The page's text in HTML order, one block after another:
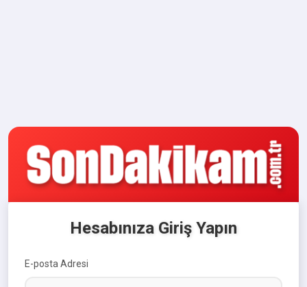
Hesabınıza Giriş Yapın
E-posta Adresi